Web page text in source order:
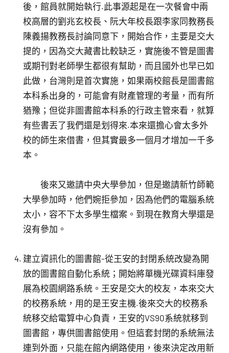
後，館員就開始執行.此事源起是在一次餐會中兩
校高層的劉兆玄校長、阮大年校長跟李家同教務長
陳義揚教務長討論同意下，開始合作，主要是交大
提的，因為交大藏書比較缺乏，實施後不管是圖書
或期刊對老師學生都很有幫助，而且國外也早已如
此做，台灣則是首次實施，如果兩校館長是圖書館
本科系出身的，可能會有財產管理的考量，而有所
猶豫；但從非圖書館本科系的行政主管來看，就算
有些書丟了我們還是划得來.本來還擔心會太多外
校的師生來借書，但其實最多一個月才增加一千多
本。
後來又邀請中央大學參加，但是邀請新竹師範
大學參加時，他們婉拒參加，因為他們的電腦系統
太小，容不下太多學生檔案。到現在教育大學還是
沒有參加。
建立資訊化的圖書館-從王安的封閉系統改變為開
放的圖書館自動化系統；開始將單機光碟資料庫發
展為校園網路系統。王安是交大的校友，本來交大
的校務系統，用的是王安主機.後來交大的校務系
統移交給電算中心負責，王安的VS90系統就移到
圖書館，專供圖書館使用。但這套封閉的系統無法
連到外面，只能在館內網路使用，後來決定改用新